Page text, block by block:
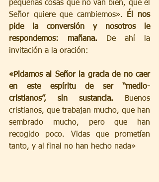
pequeñas cosas que no van bien, que el
Señor quiere que cambiemos».
Él nos
pide la conversión y nosotros le
respondemos: mañana. De ahí la
invitación a la oración:
«Pidamos al Señor la gracia de no caer
en este espíritu de ser “medio-
cristianos”, sin sustancia. Buenos
cristianos, que trabajan mucho, que han
sembrado mucho, pero que han
recogido poco. Vidas que prometían
tanto, y al final no han hecho nada»